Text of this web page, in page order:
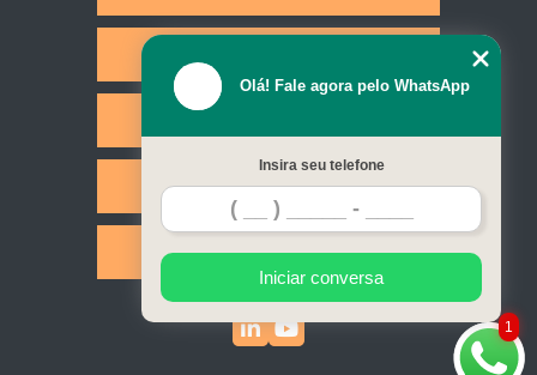
Contato
Mapa do site
1
Olá! Fale agora pelo WhatsApp
Insira seu telefone
Iniciar conversa